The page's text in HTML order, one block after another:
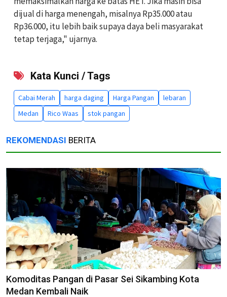
dijual di harga menengah, misalnya Rp35.000 atau
Rp36.000, itu lebih baik supaya daya beli masyarakat
tetap terjaga," ujarnya.
Kata Kunci / Tags
Cabai Merah harga daging Harga Pangan
lebaran
Medan
Rico Waas stok pangan
REKOMENDASI BERITA
Komoditas Pangan di Pasar Sei Sikambing Kota
Medan Kembali Naik